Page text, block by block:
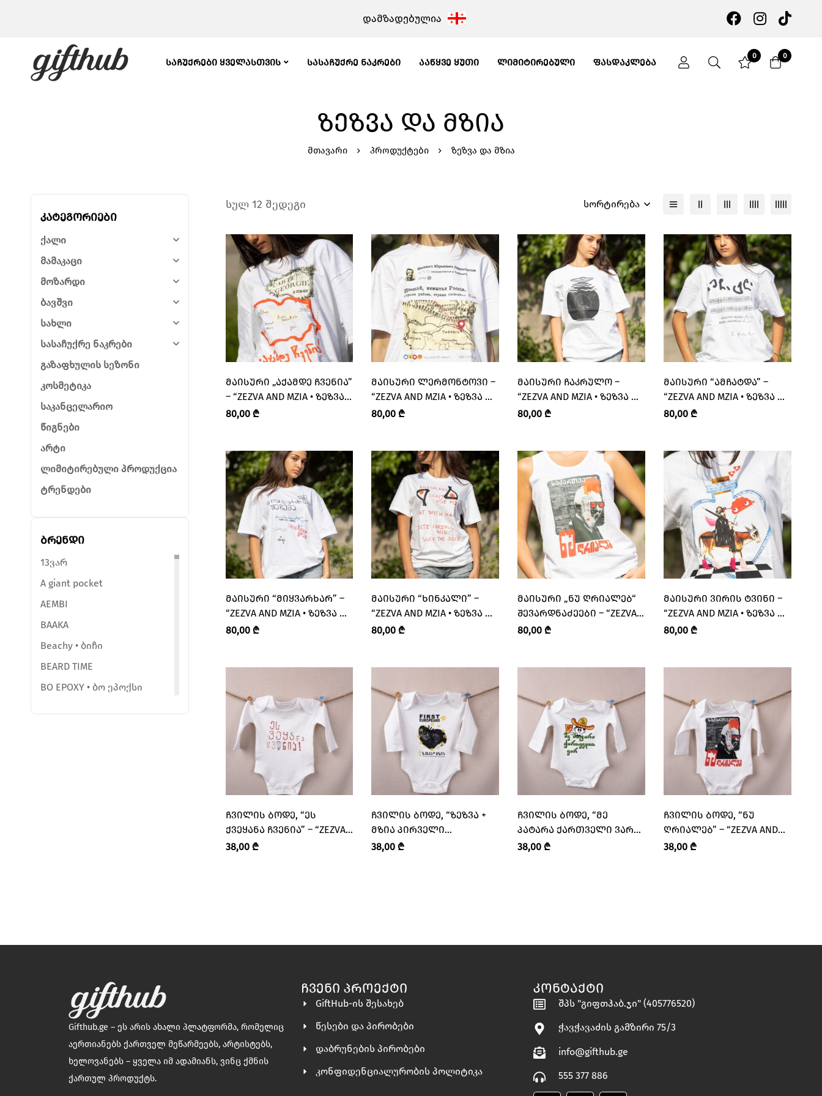
დამზადებულია
ᲡᲐᲩᲣᲥᲠᲔᲑᲘ ᲧᲕᲔᲚᲐᲡᲗᲕᲘᲡ ᲡᲐᲡᲐᲩᲣᲥᲠᲔ ᲜᲐᲙᲠᲔᲑᲘ ᲐᲐᲬᲧᲕᲔ ᲧᲣᲗᲘ ᲚᲘᲛᲘᲢᲘᲠᲔᲑᲣᲚᲘ ᲤᲐᲡᲓᲐᲙᲚᲔᲑᲐ
0 0
ᲖᲔᲖᲕᲐ ᲓᲐ ᲛᲖᲘᲐ
მთავარი პროდუქტები ზეზვა და მზია
კატეგორიები
ქალი
მამაკაცი
მოზარდი
ბავშვი
სახლი
სასაჩუქრე ნაკრები
გაზაფხულის სეზონი
კოსმეტიკა
საკანცელარიო
წიგნები
არტი
ლიმიტირებული პროდუქცია
ტრენდები
ბრენდი
13ვარ
A giant pocket
AEMBI
BAAKA
Beachy • ბიჩი
BEARD TIME
BO EPOXY • ბო ეპოქსი
Duki Soul • დუკი სოული
Etcetera • ბალიშების
სალონი
სულ 12 შედეგი სორტირება
ᲛᲐᲘᲡᲣᲠᲘ „ᲐᲥᲐᲛᲓᲔ ᲩᲕᲔᲜᲘᲐ”
– “ZEZVA AND MZIA • ᲖᲔᲖᲕᲐ
ᲓᲐ ᲛᲖᲘᲐ”
80,00 ₾
ᲛᲐᲘᲡᲣᲠᲘ ᲚᲔᲠᲛᲝᲜᲢᲝᲕᲘ –
“ZEZVA AND MZIA • ᲖᲔᲖᲕᲐ ᲓᲐ
ᲛᲖᲘᲐ”
80,00 ₾
ᲛᲐᲘᲡᲣᲠᲘ ᲩᲐᲙᲠᲣᲚᲝ –
“ZEZVA AND MZIA • ᲖᲔᲖᲕᲐ ᲓᲐ
ᲛᲖᲘᲐ”
80,00 ₾
ᲛᲐᲘᲡᲣᲠᲘ “ᲐᲛᲩᲐᲢᲓᲐ” –
“ZEZVA AND MZIA • ᲖᲔᲖᲕᲐ ᲓᲐ
ᲛᲖᲘᲐ”
80,00 ₾
ᲛᲐᲘᲡᲣᲠᲘ “ᲛᲘᲧᲕᲐᲠᲮᲐᲠ” –
“ZEZVA AND MZIA • ᲖᲔᲖᲕᲐ ᲓᲐ
ᲛᲖᲘᲐ”
80,00 ₾
ᲛᲐᲘᲡᲣᲠᲘ “ᲮᲘᲜᲙᲐᲚᲘ” –
“ZEZVA AND MZIA • ᲖᲔᲖᲕᲐ ᲓᲐ
ᲛᲖᲘᲐ”
80,00 ₾
ᲛᲐᲘᲡᲣᲠᲘ „ᲜᲣ ᲦᲠᲘᲐᲚᲔᲑ“
ᲨᲔᲕᲐᲠᲓᲜᲐᲫᲔᲔᲑᲘ – “ZEZVA
AND MZIA • ᲖᲔᲖᲕᲐ ᲓᲐ ᲛᲖᲘᲐ”
80,00 ₾
ᲛᲐᲘᲡᲣᲠᲘ ᲕᲘᲠᲘᲡ ᲢᲕᲘᲜᲘ –
“ZEZVA AND MZIA • ᲖᲔᲖᲕᲐ ᲓᲐ
ᲛᲖᲘᲐ”
80,00 ₾
ᲩᲕᲘᲚᲘᲡ ᲑᲝᲓᲔ, “ᲔᲡ
ᲥᲕᲔᲧᲐᲜᲐ ᲩᲕᲔᲜᲘᲐ” – “ZEZVA
AND MZIA • ᲖᲔᲖᲕᲐ ᲓᲐ ᲛᲖᲘᲐ”
38,00 ₾
ᲩᲕᲘᲚᲘᲡ ᲑᲝᲓᲔ, “ᲖᲔᲖᲕᲐ +
ᲛᲖᲘᲐ ᲞᲘᲠᲕᲔᲚᲘ
ᲔᲕᲠᲝᲞᲔᲚᲔᲑᲘ” – “ZEZVA
38,00 ₾
ᲩᲕᲘᲚᲘᲡ ᲑᲝᲓᲔ, “ᲛᲔ
ᲞᲐᲢᲐᲠᲐ ᲥᲐᲠᲗᲕᲔᲚᲘ ᲕᲐᲠ”
– “ZEZVA AND MZIA • ᲖᲔᲖᲕᲐ
38,00 ₾
ᲩᲕᲘᲚᲘᲡ ᲑᲝᲓᲔ, “ᲜᲣ
ᲦᲠᲘᲐᲚᲔᲑ” – “ZEZVA AND
MZIA • ᲖᲔᲖᲕᲐ ᲓᲐ ᲛᲖᲘᲐ”
38,00 ₾
Gifthub.ge – ეს არის ახალი პლატფორმა, რომელიც
აერთიანებს ქართველ მეწარმეებს, არტისტებს,
ხელოვანებს – ყველა იმ ადამიანს, ვინც ქმნის
ქართულ პროდუქტს.
ᲩᲕᲔᲜᲘ ᲞᲠᲝᲔᲥᲢᲘ
GiftHub-ის შესახებ
წესები და პირობები
დაბრუნების პირობები
კონფიდენციალურობის პოლიტიკა
ᲙᲝᲜᲢᲐᲥᲢᲘ
შპს "გიფთჰაბ.ჯი" (405776520)
ჭავჭავაძის გამზირი 75/3
info@gifthub.ge
555 377 886